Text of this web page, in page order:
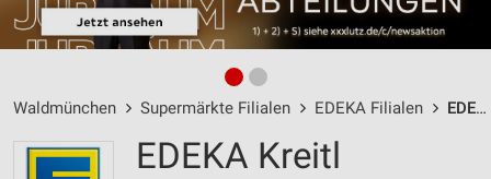
Waldmünchen Supermärkte Filialen EDEKA Filialen EDEKA Kreitl Waldmünchen / Marktplatz 8 - Öffnungszeiten & Adresse
EDEKA Kreitl